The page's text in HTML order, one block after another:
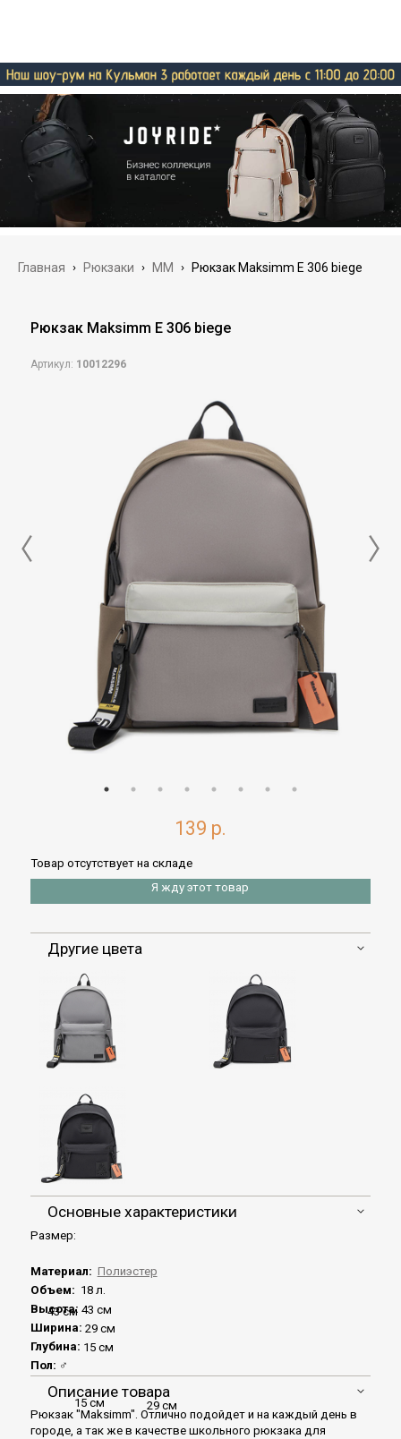
Главная › Рюкзаки › MM › Рюкзак Maksimm E 306 biege
Рюкзак Maksimm E 306 biege
Артикул: 10012296
139 р.
Товар отсутствует на складе
Я жду этот товар
Другие цвета
Основные характеристики
43 см
15 см 29 см
Размер:
Материал: Полиэстер
Объем: 18 л.
Высота: 43 см
Ширина: 29 см
Глубина: 15 см
Пол: ♂
Описание товара
Рюкзак "Maksimm". Отлично подойдет и на каждый день в
городе, а так же в качестве школьного рюкзака для